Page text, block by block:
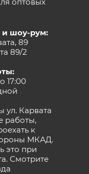
и шоу-рум:
89
89/2
17:00
ул. Карвата
работы,
к
МКАД.
это при
Смотрите